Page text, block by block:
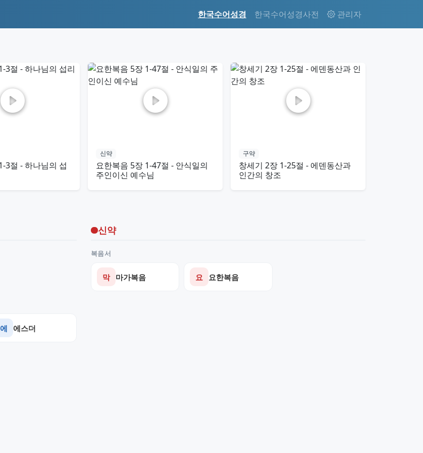
한국수어성경 한국수어성경사전 관리자
3절 - 하나님의 섭
신약
요한복음 5장 1-47절 - 안식일의
주인이신 예수님
구약
창세기 2장 1-25절 - 에덴동산과
인간의 창조
에 에스더
신약
복음서
막 마가복음 요 요한복음